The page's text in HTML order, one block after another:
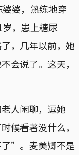
婆，熟练地穿
，患上糖尿
，几年以前，她
会说了。这天，
人闲聊，逗她
候看著没什么，
了”。麦美𡖖不是